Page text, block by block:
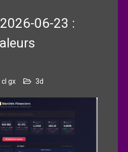
06-23 :
cl gx 3d